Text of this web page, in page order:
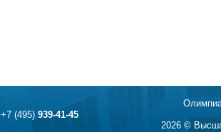
+7 (495)939-41-45
2026 ©